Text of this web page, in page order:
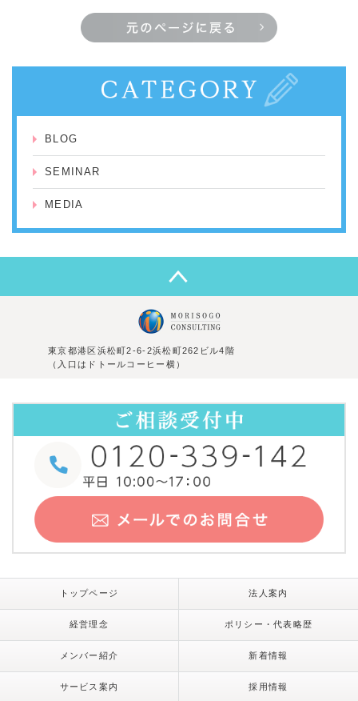
BLOG
SEMINAR
MEDIA
東京都港区浜松町2-6-2浜松町262ビル4階
（入口はドトールコーヒー横）
トップページ 法人案内
経営理念 ポリシー・代表略歴
メンバー紹介 新着情報
サービス案内 採用情報